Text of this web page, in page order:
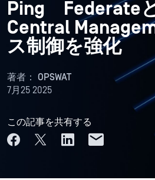
Ping Federateと
Central
ス制御を強化
著者： OPSWAT
7月25 2025
この記事を共有する